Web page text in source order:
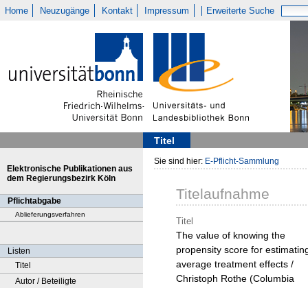
Home Neuzugänge Kontakt Impressum Erweiterte Suche
Titel
Elektronische Publikationen aus
dem Regierungsbezirk Köln
Pflichtabgabe
Ablieferungsverfahren
Listen
Titel
Autor / Beteiligte
Sie sind hier: E-Pflicht-Sammlung
Titelaufnahme
Titel
The value of knowing the
propensity score for
average treatment effects /
Christoph Rothe (Columbia